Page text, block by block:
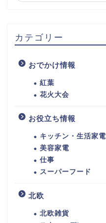
カテゴリー
おでかけ情報
紅葉
花火大会
お役立ち情報
キッチン・生活家電
美容家電
仕事
スーパーフード
北欧
北欧雑貨